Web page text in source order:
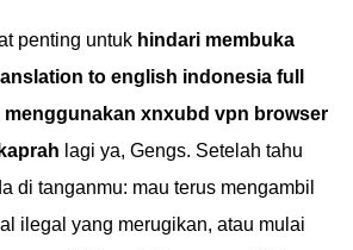
penting untuk hindari membuka
to english indonesia full
xnxubd vpn browser
lagi ya, Gengs. Setelah tahu
di tanganmu: mau terus mengambil
ilegal yang merugikan, atau mulai